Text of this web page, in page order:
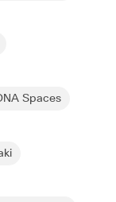
Spaces